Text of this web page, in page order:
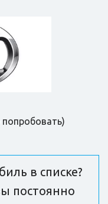
в списке?
постоянно